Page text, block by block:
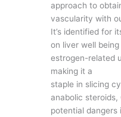
approach to
vascularity with
It’s identified for
on liver well
estrogen-related
making it a
staple in slicing
anabolic steroids,
potential dangers